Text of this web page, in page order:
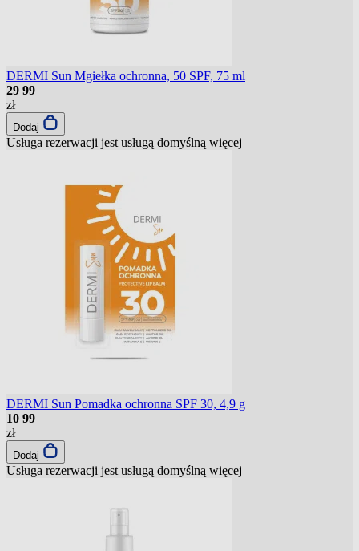
DERMI Sun Mgiełka ochronna, 50 SPF, 75 ml
29 99
zł
Dodaj
Usługa rezerwacji jest usługą domyślną więcej
DERMI Sun Pomadka ochronna SPF 30, 4,9 g
10 99
zł
Dodaj
Usługa rezerwacji jest usługą domyślną więcej